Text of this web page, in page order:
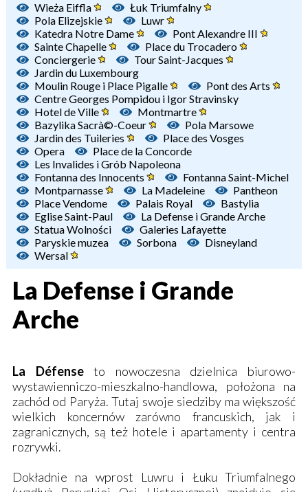
Wieża Eiffla
Łuk Triumfalny
Pola Elizejskie
Luwr
Katedra Notre Dame
Pont Alexandre III
Sainte Chapelle
Place du Trocadero
Conciergerie
Tour Saint-Jacques
Jardin du Luxembourg
Moulin Rouge i Place Pigalle
Pont des Arts
Centre Georges Pompidou i Igor Stravinsky
Hotel de Ville
Montmartre
Bazylika Sacrà©-Coeur
Pola Marsowe
Jardin des Tuileries
Place des Vosges
Opera
Place de la Concorde
Les Invalides i Grób Napoleona
Fontanna des Innocents
Fontanna Saint-Michel
Montparnasse
La Madeleine
Pantheon
Place Vendome
Palais Royal
Bastylia
Eglise Saint-Paul
La Defense i Grande Arche
Statua Wolności
Galeries Lafayette
Paryskie muzea
Sorbona
Disneyland
Wersal
La Defense i Grande
Arche
La Défenseto nowoczesna dzielnica biurowo-
wystawienniczo-mieszkalno-handlowa, położona na
zachód od Paryża. Tutaj swoje siedziby ma większość
wielkich koncernów zarówno francuskich, jak i
zagranicznych, są też hotele i apartamenty i centra
rozrywki.
Dokładnie na wprost Luwru i Łuku Triumfalnego